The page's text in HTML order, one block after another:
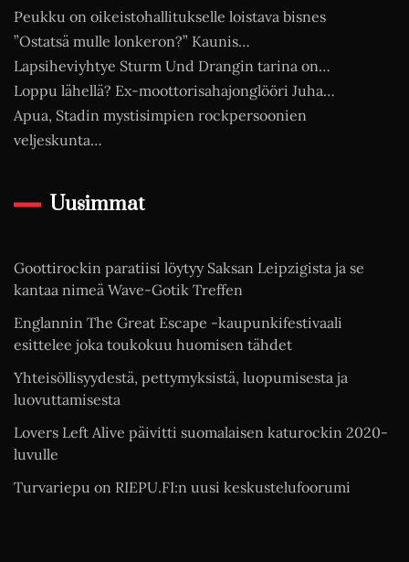
Peukku on oikeistohallitukselle loistava bisnes
”Ostatsä mulle lonkeron?” Kaunis…
Lapsiheviyhtye Sturm Und Drangin tarina on…
Loppu lähellä? Ex-moottorisahajonglööri Juha…
Apua, Stadin mystisimpien rockpersoonien
veljeskunta…
Uusimmat
Goottirockin paratiisi löytyy Saksan Leipzigista ja se
kantaa nimeä Wave-Gotik Treffen
Englannin The Great Escape -kaupunkifestivaali
esittelee joka toukokuu huomisen tähdet
Yhteisöllisyydestä, pettymyksistä, luopumisesta ja
luovuttamisesta
Lovers Left Alive päivitti suomalaisen katurockin 2020-
luvulle
Turvariepu on RIEPU.FI:n uusi keskustelufoorumi